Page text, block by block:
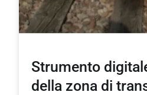
Strumento
della zona di